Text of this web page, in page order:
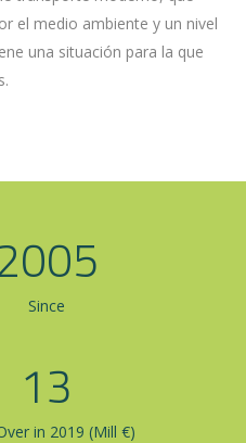
el medio ambiente y un nivel
una situación para la que
Since
13
in 2019 (Mill €)